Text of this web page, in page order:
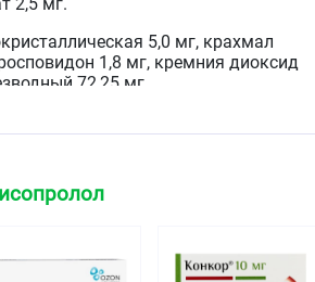
5,0 мг, крахмал
1,8 мг, кремния диоксид
72,25 мг